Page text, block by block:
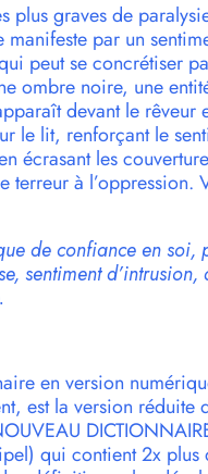
plus graves de
manifeste par un
peut se concrétiser
ombre noire, une
devant le rêveur
le lit, renforçant le
écrasant les
terreur à l’oppression.
de confiance en soi,
sentiment d’intrusion,
en version
est la version réduite
qui contient 2x plus